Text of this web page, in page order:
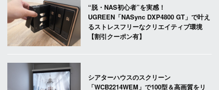
“脱・NAS初心者”を実感！
UGREEN「NASync DXP4800 GT」で叶え
るストレスフリーなクリエイティブ環境
【割引クーポン有】
シアターハウスのスクリーン
「WCB2214WEM」で100型＆高画質をリ